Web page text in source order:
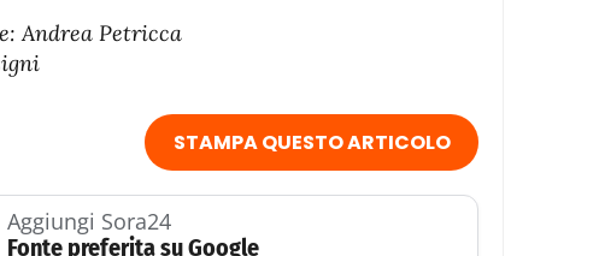
Andrea Petricca
STAMPA QUESTO ARTICOLO
Aggiungi Sora24
Fonte preferita su Google